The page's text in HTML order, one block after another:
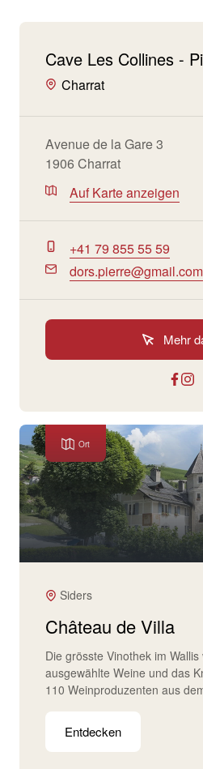
Cave Les Collines -
Charrat
Avenue de la Gare 3
1906 Charrat
Auf Karte anzeigen
+41 79 855 55 59
dors.pierre@gmail.com
Mehr
Ort
Siders
Château de Villa
Die grösste Vinothek im
ausgewählte Weine und das
110 Weinproduzenten aus
Entdecken